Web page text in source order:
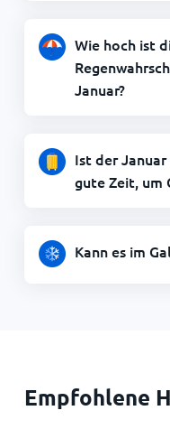
Wie hoch ist
Januar?
Ist der
gute Zeit, um
Kann es im
Empfohlene